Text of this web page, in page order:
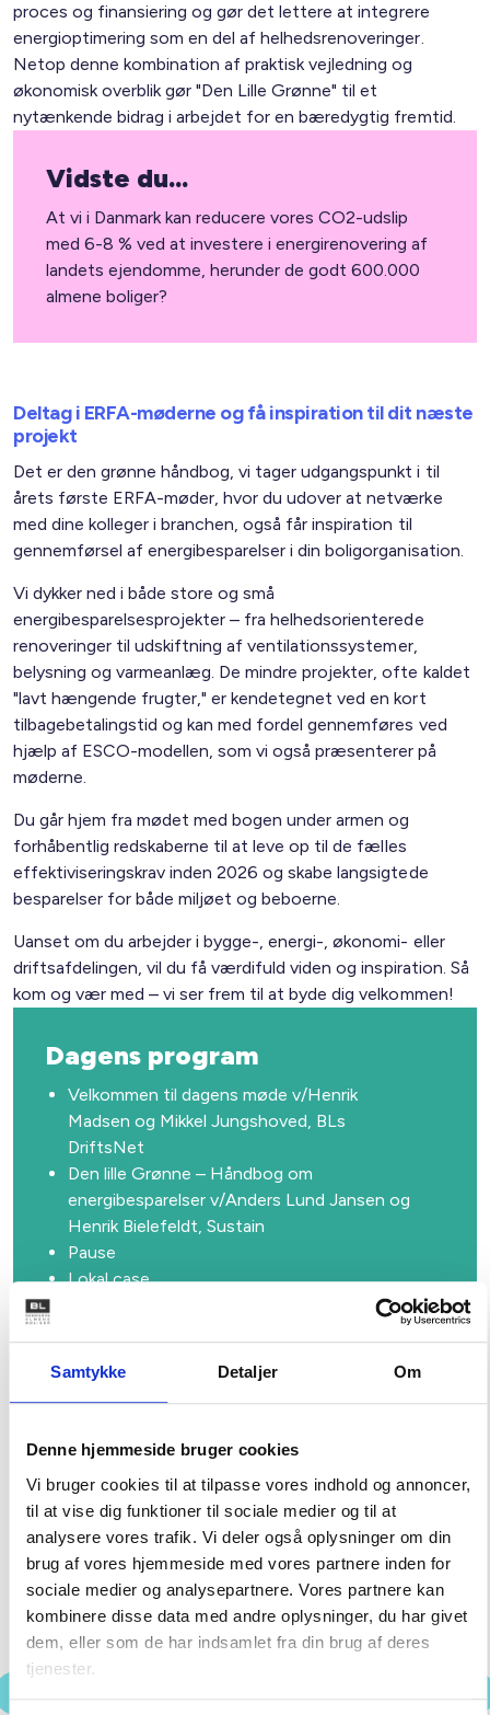
Samtykke Detaljer Om
Denne hjemmeside bruger cookies
Vi bruger cookies til at tilpasse vores indhold og annoncer,
til at vise dig funktioner til sociale medier og til at
analysere vores trafik. Vi deler også oplysninger om din
brug af vores hjemmeside med vores partnere inden for
sociale medier og analysepartnere. Vores partnere kan
kombinere disse data med andre oplysninger, du har givet
dem, eller som de har indsamlet fra din brug af deres
tjenester.
Vidste du...
At vi i Danmark kan reducere vores CO2-udslip
med 6-8 % ved at investere i energirenovering af
landets ejendomme, herunder de godt 600.000
almene boliger?
proces og finansiering og gør det lettere at integrere
energioptimering som en del af helhedsrenoveringer.
Netop denne kombination af praktisk vejledning og
økonomisk overblik gør "Den Lille Grønne" til et
nytænkende bidrag i arbejdet for en bæredygtig fremtid.
Dagens program
Velkommen til dagens møde v/Henrik
Madsen og Mikkel Jungshoved, BLs
DriftsNet
Den lille Grønne – Håndbog om
energibesparelser v/Anders Lund Jansen og
Henrik Bielefeldt, Sustain
Pause
Lokal case
Deltag i ERFA-møderne og få inspiration til dit næste
projekt
Det er den grønne håndbog, vi tager udgangspunkt i til
årets første ERFA-møder, hvor du udover at netværke
med dine kolleger i branchen, også får inspiration til
gennemførsel af energibesparelser i din boligorganisation.
Vi dykker ned i både store og små
energibesparelsesprojekter – fra helhedsorienterede
renoveringer til udskiftning af ventilationssystemer,
belysning og varmeanlæg. De mindre projekter, ofte kaldet
"lavt hængende frugter," er kendetegnet ved en kort
tilbagebetalingstid og kan med fordel gennemføres ved
hjælp af ESCO-modellen, som vi også præsenterer på
møderne.
Du går hjem fra mødet med bogen under armen og
forhåbentlig redskaberne til at leve op til de fælles
effektiviseringskrav inden 2026 og skabe langsigtede
besparelser for både miljøet og beboerne.
Uanset om du arbejder i bygge-, energi-, økonomi- eller
driftsafdelingen, vil du få værdifuld viden og inspiration. Så
kom og vær med – vi ser frem til at byde dig velkommen!
Find ERFA-mødet nær dig
26. AUGUST 2026
Byggeriets jura i praksis: Grundkøbsaftalen
og håndtering af risici (København)
BL og Poul Schmith inviterer jurister, projektledere
og byggeansvarlige i den almene boligsektor til et
frokostmøde med fokus på grundkøbsaftalen og
økonomiske og tidsmæssige konsekvenser i et